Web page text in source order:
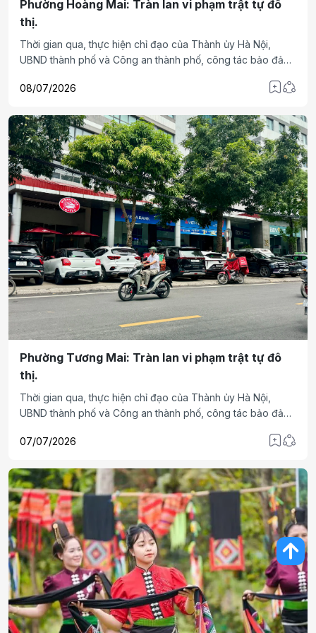
Phường Hoàng Mai: Tràn lan vi phạm trật tự đô
thị.
Thời gian qua, thực hiện chỉ đạo của Thành ủy Hà Nội,
UBND thành phố và Công an thành phố, công tác bảo đảm
đã được triển khai quyết liệt với nhiều giải pháp đồng bộ.
tình trạng lấn chiếm không gian công cộng, bến bãi không
phép vẫn còn tái diễn phức tạp, gây bức xúc trong dư luận.
08/07/2026
Phường Tương Mai: Tràn lan vi phạm trật tự đô
thị.
Thời gian qua, thực hiện chỉ đạo của Thành ủy Hà Nội,
UBND thành phố và Công an thành phố, công tác bảo đảm
đã được triển khai quyết liệt với nhiều giải pháp đồng bộ.
tình trạng lấn chiếm không gian công cộng, bến bãi không
phép vẫn còn tái diễn phức tạp, gây bức xúc trong dư luận.
07/07/2026